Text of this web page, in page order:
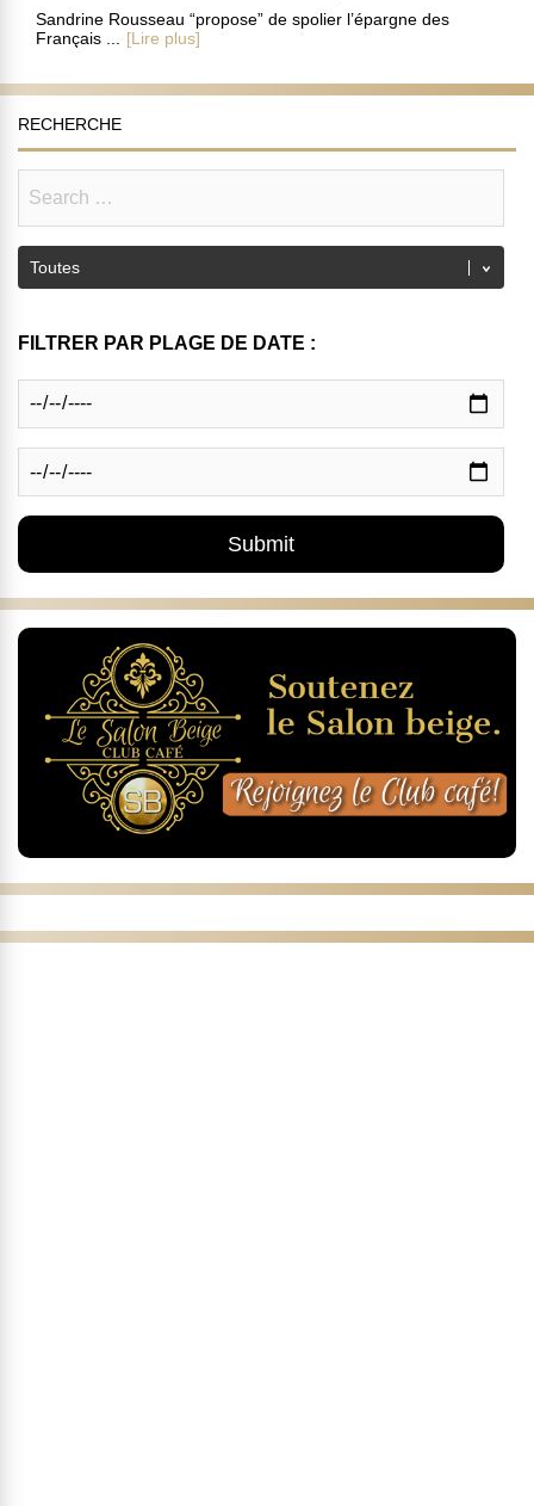
Sandrine Rousseau “propose” de spolier l’épargne des
Français ...
[Lire plus]
RECHERCHE
FILTRER PAR PLAGE DE DATE :